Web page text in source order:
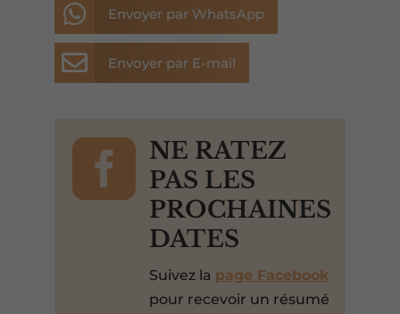
 Envoyer par WhatsApp
 Envoyer par E-mail

NE RATEZ
PAS LES
PROCHAINES
DATES
Suivez la page Facebook
pour recevoir un résumé